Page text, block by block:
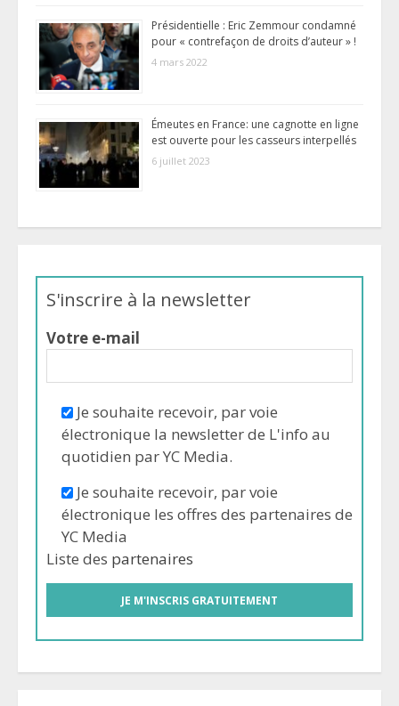
Présidentielle : Eric Zemmour condamné
pour « contrefaçon de droits d’auteur » !
4 mars 2022
Émeutes en France: une cagnotte en ligne
est ouverte pour les casseurs interpellés
6 juillet 2023
S'inscrire à la newsletter
Votre e-mail
Je souhaite recevoir, par voie
électronique la newsletter de L'info au
quotidien par YC Media.
Je souhaite recevoir, par voie
électronique les offres des partenaires de
YC Media
Liste des partenaires